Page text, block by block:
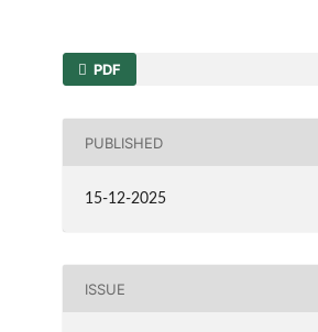
PDF
PUBLISHED
15-12-2025
ISSUE